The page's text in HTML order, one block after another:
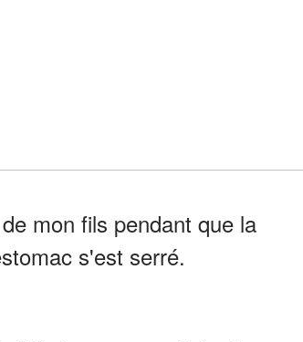
mon fils pendant que la
s'est serré.